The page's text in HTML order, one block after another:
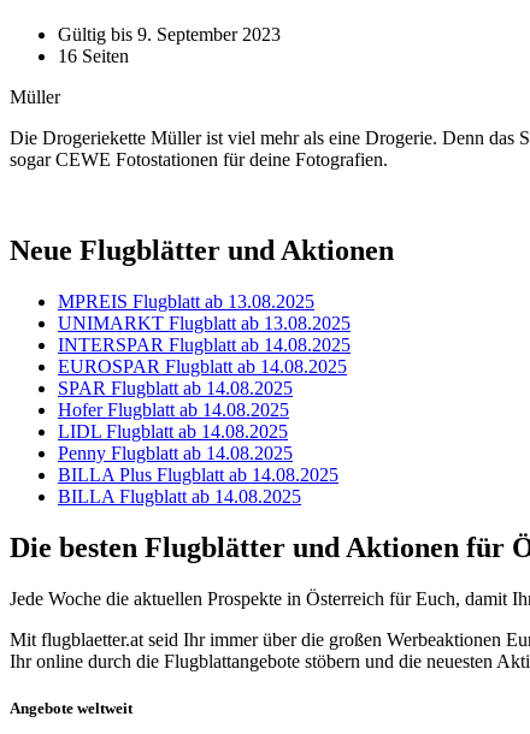
Gültig bis 9. September 2023
16 Seiten
Müller
Die Drogeriekette Müller ist viel mehr als eine Drogerie. Denn das
sogar CEWE Fotostationen für deine Fotografien.
Neue Flugblätter und Aktionen
MPREIS Flugblatt ab 13.08.2025
UNIMARKT Flugblatt ab 13.08.2025
INTERSPAR Flugblatt ab 14.08.2025
EUROSPAR Flugblatt ab 14.08.2025
SPAR Flugblatt ab 14.08.2025
Hofer Flugblatt ab 14.08.2025
LIDL Flugblatt ab 14.08.2025
Penny Flugblatt ab 14.08.2025
BILLA Plus Flugblatt ab 14.08.2025
BILLA Flugblatt ab 14.08.2025
Die besten Flugblätter und Aktionen für
Jede Woche die aktuellen Prospekte in Österreich für Euch, damit
Mit flugblaetter.at seid Ihr immer über die großen Werbeaktionen
Ihr online durch die Flugblattangebote stöbern und die neuesten
Angebote weltweit